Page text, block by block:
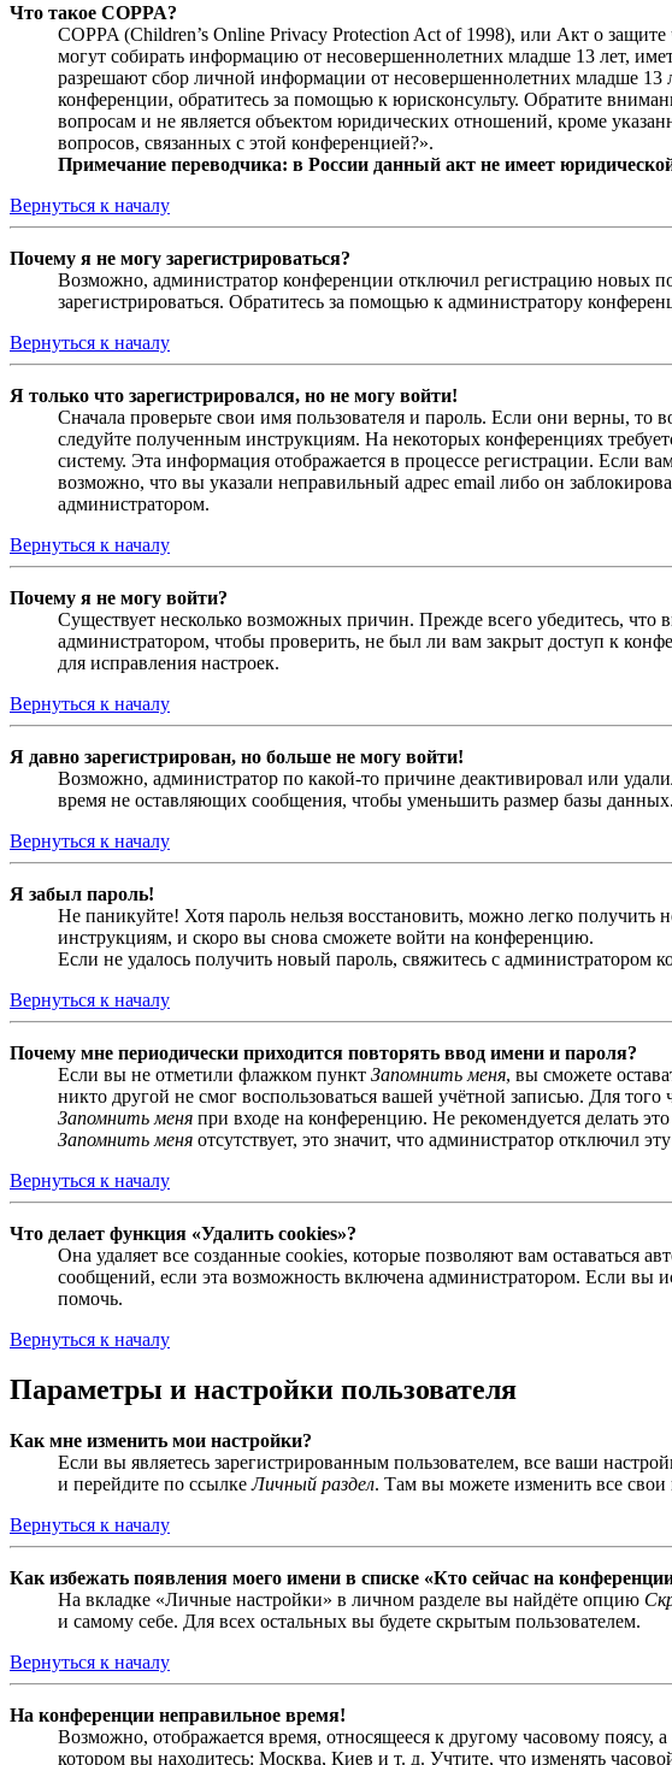
Что такое COPPA?
COPPA (Children’s Online Privacy Protection Act of 1998), или Акт о
могут собирать информацию от несовершеннолетних младше 13 лет,
разрешают сбор личной информации от несовершеннолетних младше
конференции, обратитесь за помощью к юрисконсульту. Обратите
вопросам и не является объектом юридических отношений, кроме
вопросов, связанных с этой конференцией?».
Примечание переводчика: в России данный акт не имеет
Вернуться к началу
Почему я не могу зарегистрироваться?
Возможно, администратор конференции отключил регистрацию новых
зарегистрироваться. Обратитесь за помощью к администратору
Вернуться к началу
Я только что зарегистрировался, но не могу войти!
Сначала проверьте свои имя пользователя и пароль. Если они верны,
следуйте полученным инструкциям. На некоторых конференциях
систему. Эта информация отображается в процессе регистрации. Если
возможно, что вы указали неправильный адрес email либо он
администратором.
Вернуться к началу
Почему я не могу войти?
Существует несколько возможных причин. Прежде всего убедитесь,
администратором, чтобы проверить, не был ли вам закрыт доступ к
для исправления настроек.
Вернуться к началу
Я давно зарегистрирован, но больше не могу войти!
Возможно, администратор по какой-то причине деактивировал или
время не оставляющих сообщения, чтобы уменьшить размер базы
Вернуться к началу
Я забыл пароль!
Не паникуйте! Хотя пароль нельзя восстановить, можно легко
инструкциям, и скоро вы снова сможете войти на конференцию.
Если не удалось получить новый пароль, свяжитесь с администратором
Вернуться к началу
Почему мне периодически приходится повторять ввод имени и пароля?
Если вы не отметили флажком пункт Запомнить меня, вы сможете
никто другой не смог воспользоваться вашей учётной записью. Для
Запомнить меня при входе на конференцию. Не рекомендуется делать
Запомнить меня отсутствует, это значит, что администратор отключил
Вернуться к началу
Что делает функция «Удалить cookies»?
Она удаляет все созданные cookies, которые позволяют вам
сообщений, если эта возможность включена администратором. Если вы
помочь.
Вернуться к началу
Параметры и настройки пользователя
Как мне изменить мои настройки?
Если вы являетесь зарегистрированным пользователем, все ваши
и перейдите по ссылкеЛичный раздел. Там вы можете изменить все
Вернуться к началу
Как избежать появления моего имени в списке «Кто сейчас на
На вкладке «Личные настройки» в личном разделе вы найдёте опцию
и самому себе. Для всех остальных вы будете скрытым пользователем.
Вернуться к началу
На конференции неправильное время!
Возможно, отображается время, относящееся к другому часовому поясу,
котором вы находитесь: Москва, Киев и т. д. Учтите, что изменять